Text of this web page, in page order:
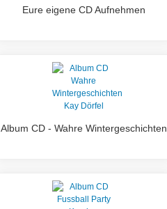
Eure eigene CD Aufnehmen
Album CD - Wahre Wintergeschichten